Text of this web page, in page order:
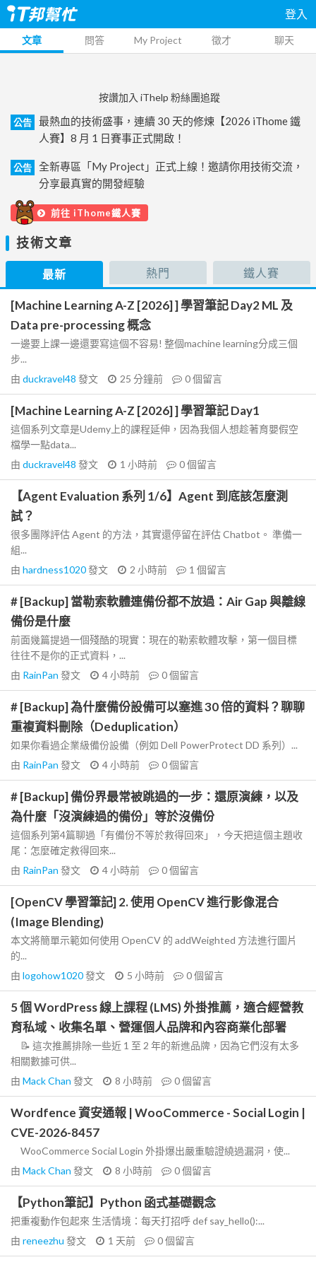
登入
文章 問答 My Project 徵才 聊天
按讚加入 iThelp 粉絲團追蹤
公告
最熱血的技術盛事，連續 30 天的修煉【2026 iThome 鐵
人賽】8 月 1 日賽事正式開啟！
公告
全新專區「My Project」正式上線！邀請你用技術交流，
分享最真實的開發經驗
前往 iThome鐵人賽
技術文章
最新 熱門 鐵人賽
[Machine Learning A-Z [2026] ] 學習筆記 Day2 ML 及
Data pre-processing 概念
一邊要上課一邊還要寫這個不容易! 整個machine learning分成三個
步...
由 duckravel48 發文 25 分鐘前 0個留言
[Machine Learning A-Z [2026] ] 學習筆記 Day1
這個系列文章是Udemy上的課程延伸，因為我個人想趁著育嬰假空
檔學一點data...
由 duckravel48 發文 1 小時前 0個留言
【Agent Evaluation 系列 1/6】Agent 到底該怎麼測
試？
很多團隊評估 Agent 的方法，其實還停留在評估 Chatbot。 準備一
組...
由 hardness1020發文 2 小時前 1 個留言
# [Backup] 當勒索軟體連備份都不放過：Air Gap 與離線
備份是什麼
前面幾篇提過一個殘酷的現實：現在的勒索軟體攻擊，第一個目標
往往不是你的正式資料，...
由 RainPan 發文 4 小時前 0個留言
# [Backup] 為什麼備份設備可以塞進 30 倍的資料？聊聊
重複資料刪除（Deduplication）
如果你看過企業級備份設備（例如 Dell PowerProtect DD 系列）...
由 RainPan 發文 4 小時前 0個留言
# [Backup] 備份界最常被跳過的一步：還原演練，以及
為什麼「沒演練過的備份」等於沒備份
這個系列第4篇聊過「有備份不等於救得回來」，今天把這個主題收
尾：怎麼確定救得回來...
由 RainPan 發文 4 小時前 0個留言
[OpenCV 學習筆記] 2. 使用 OpenCV 進行影像混合
(Image Blending)
本文將簡單示範如何使用 OpenCV 的 addWeighted 方法進行圖片
的...
由 logohow1020發文 5 小時前 0個留言
5 個 WordPress 線上課程 (LMS) 外掛推薦，適合經營教
育私域、收集名單、營運個人品牌和內容商業化部署
📝 這次推薦排除一些近 1 至 2 年的新進品牌，因為它們沒有太多
相關數據可供...
由 Mack Chan 發文 8 小時前 0個留言
Wordfence 資安通報 | WooCommerce - Social Login |
CVE-2026-8457
WooCommerce Social Login 外掛爆出嚴重驗證繞過漏洞，使...
由 Mack Chan 發文 8 小時前 0個留言
【Python筆記】Python 函式基礎觀念
把重複動作包起來 生活情境：每天打招呼 def say_hello():...
由 reneezhu 發文 1 天前 0個留言